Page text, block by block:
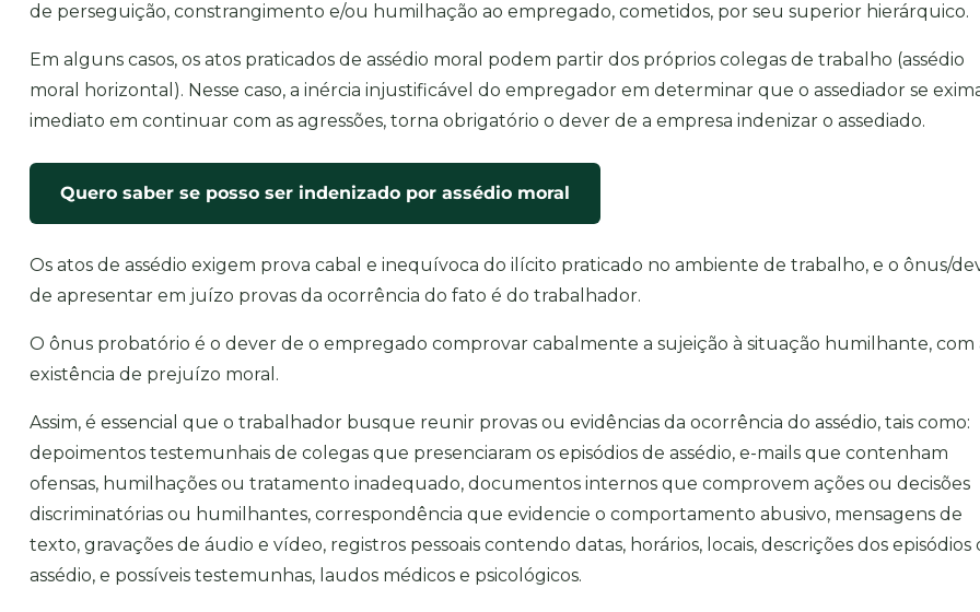
de perseguição, constrangimento e/ou humilhação ao empregado, cometidos, por seu superior hierárquico.
Em alguns casos, os atos praticados de assédio moral podem partir dos próprios colegas de trabalho (assédio
moral horizontal). Nesse caso, a inércia injustificável do empregador em determinar que o assediador se
imediato em continuar com as agressões, torna obrigatório o dever de a empresa indenizar o assediado.
Quero saber se posso ser indenizado por assédio moral
Os atos de assédio exigem prova cabal e inequívoca do ilícito praticado no ambiente de trabalho, e o ônus/
de apresentar em juízo provas da ocorrência do fato é do trabalhador.
O ônus probatório é o dever de o empregado comprovar cabalmente a sujeição à situação humilhante, com
existência de prejuízo moral.
Assim, é essencial que o trabalhador busque reunir provas ou evidências da ocorrência do assédio, tais como:
depoimentos testemunhais de colegas que presenciaram os episódios de assédio, e-mails que contenham
ofensas, humilhações ou tratamento inadequado, documentos internos que comprovem ações ou decisões
discriminatórias ou humilhantes, correspondência que evidencie o comportamento abusivo, mensagens de
texto, gravações de áudio e vídeo, registros pessoais contendo datas, horários, locais, descrições dos episódios
assédio, e possíveis testemunhas, laudos médicos e psicológicos.